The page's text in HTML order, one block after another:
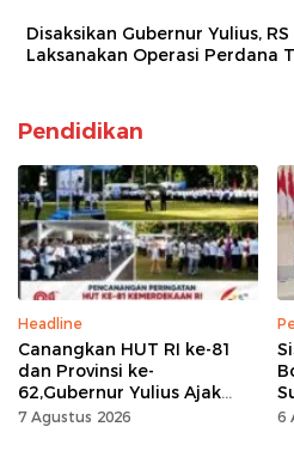
Disaksikan Gubernur Yulius,
Laksanakan Operasi Perdana
Pendidikan
Headline
Canangkan HUT RI ke-81
dan Provinsi ke-
62,Gubernur Yulius Ajak
Seluruh Masyarakat
7 Agustus 2026 6